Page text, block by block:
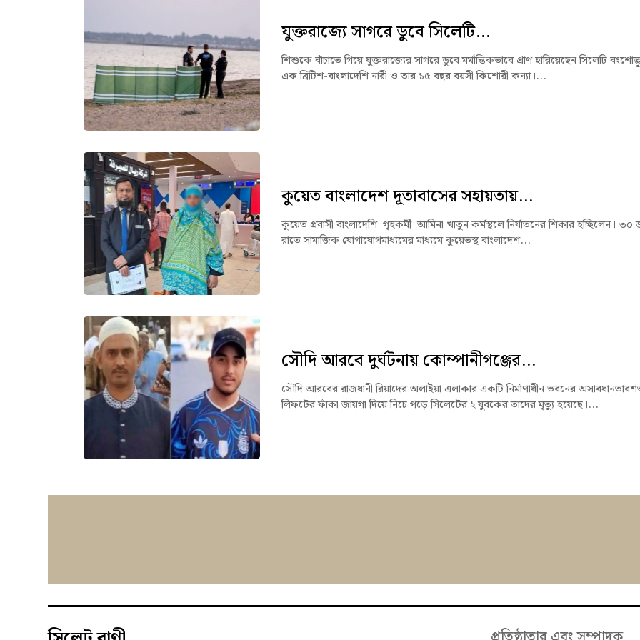
যুক্তরাজ্যে সাগরে ডুবে সিলেটি...
শিশুকে বাঁচাতে গিয়ে যুক্তরাজ্যের সাগরে ডুবে মর্মান্তিকভাবে প্রাণ হারিয়েছেন সিলেটি
এক ব্রিটিশ-বাংলাদেশি নারী ও তার ১৫ বছর বয়সী কিশোরী কন্যা।...
কুয়েত বাংলাদেশ দূতাবাসের সহায়তায়...
কুয়েত প্রবাসী বাংলাদেশি গৃহকর্মী আমিনা খাতুন কর্মস্থলে নির্যাতনের শিকার হচ্ছিলেন।
রাতে সামাজিক যোগাযোগমাধ্যমের মাধ্যমে কুয়েতস্থ বাংলাদেশ...
সৌদি আরবে দুর্ঘটনায় কোম্পানীগঞ্জের...
সৌদি আরবের রাজধানী রিয়াদের অলাইয়া এলাকার একটি নির্মাণাধীন ভবনের
লিফটের ফাঁকা জায়গা দিয়ে নিচে পড়ে সিলেটের ২ যুবকের তাদের মৃত্যু হয়েছে।...